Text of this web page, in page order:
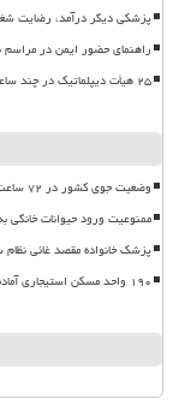
پزشکی دیگر درآمد، رضایت
راهنمای حضور ایمن در مراسم
۲۵ هیأت دیپلماتیک در چند ساعت از راه فرودگاه مهرآباد پذیرش شدند
وضعیت جوی کشور در ۷۲ ساعت آینده موج بارندگی های تابستانه در راه ۱۱ استان
ممنوعیت ورود حیوانات خانگی
پزشک خانواده مقصد غائی
۱۹۰ واحد مسکن استیجاری آماده واگذاری به زوج های جوان است